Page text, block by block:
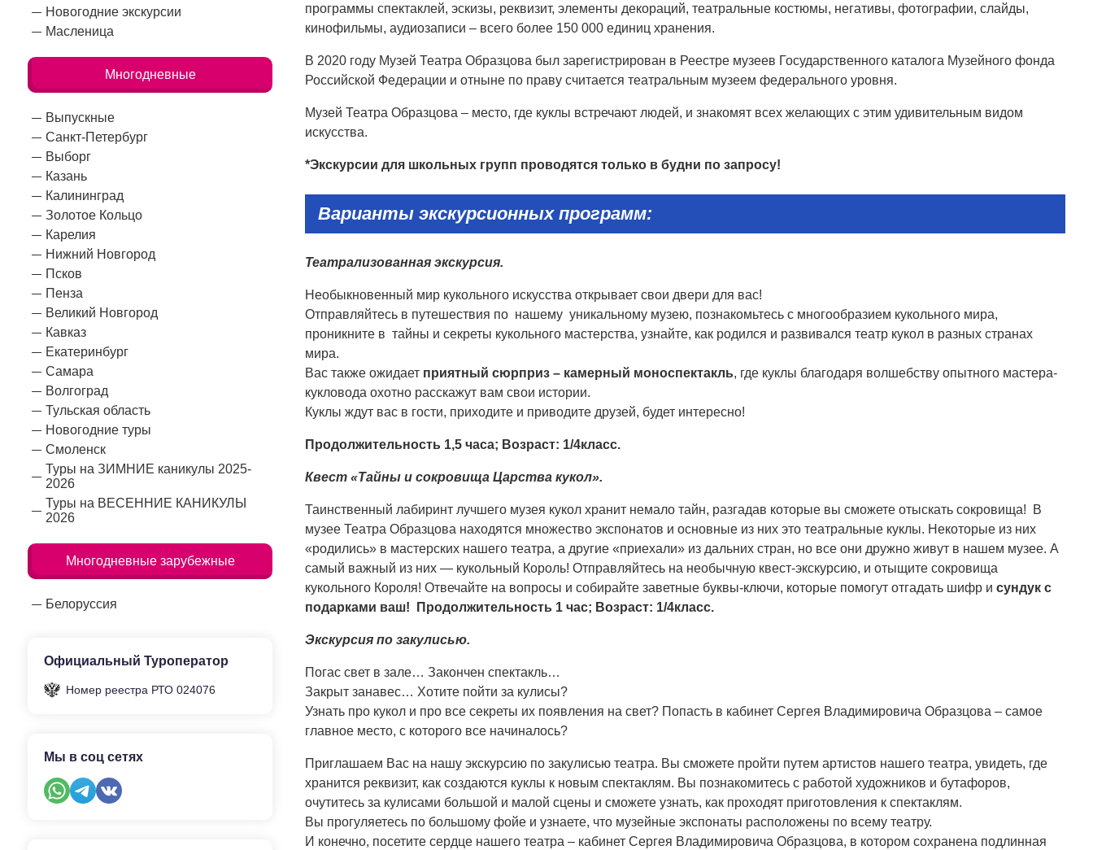
Новогодние экскурсии
Масленица
Многодневные
Выпускные
Санкт-Петербург
Выборг
Казань
Калининград
Золотое Кольцо
Карелия
Нижний Новгород
Псков
Пенза
Великий Новгород
Кавказ
Екатеринбург
Самара
Волгоград
Тульская область
Новогодние туры
Смоленск
Туры на ЗИМНИЕ каникулы 2025-
2026
Туры на ВЕСЕННИЕ КАНИКУЛЫ
2026
Многодневные зарубежные
Белоруссия
Официальный Туроператор
Номер реестра РТО 024076
Мы в соц сетях
программы спектаклей, эскизы, реквизит, элементы декораций, театральные костюмы, негативы, фотографии, слайды,
кинофильмы, аудиозаписи – всего более 150 000 единиц хранения.
В 2020 году Музей Театра Образцова был зарегистрирован в Реестре музеев Государственного каталога Музейного фонда
Российской Федерации и отныне по праву считается театральным музеем федерального уровня.
Музей Театра Образцова – место, где куклы встречают людей, и знакомят всех желающих с этим удивительным видом
искусства.
*Экскурсии для школьныx групп проводятся только в будни по запросу!
Варианты экскурсионныxпрограмм:
Театрализованная экскурсия.
Необыкновенный мир кукольного искусства открывает свои двери для вас!
Отправляйтесь в путешествия по нашему уникальному музею, познакомьтесь с многообразием кукольного мира,
проникните в тайны и секреты кукольного мастерства, узнайте, как родился и развивался театр кукол в разных странах
мира.
Вас также ожидает приятный сюрприз – камерный моноспектакль, где куклы благодаря волшебству опытного мастера-
кукловода охотно расскажут вам свои истории.
Куклы ждут вас в гости, приходите и приводите друзей, будет интересно!
Продолжительность 1,5 часа; Возраст: 1/4класс.
Квест «Тайны и сокровища Царства кукол».
Таинственный лабиринт лучшего музея кукол хранит немало тайн, разгадав которые вы сможете отыскать сокровища! В
музее Театра Образцова находятся множество экспонатов и основные из них это театральные куклы. Некоторые из них
«родились» в мастерских нашего театра, а другие «приехали» из дальних стран, но все они дружно живут в нашем музее. А
самый важный из них — кукольный Король! Отправляйтесь на необычную квест-экскурсию, и отыщите сокровища
кукольного Короля! Отвечайте на вопросы и собирайте заветные буквы-ключи, которые помогут отгадать шифр и сундук с
подарками ваш!
Продолжительность 1 час; Возраст: 1/4класс.
Экскурсия по закулисью.
Погас свет в зале… Закончен спектакль…
Закрыт занавес… Хотите пойти за кулисы?
Узнать про кукол и про все секреты их появления на свет? Попасть в кабинет Сергея Владимировича Образцова – самое
главное место, с которого все начиналось?
Приглашаем Вас на нашу экскурсию по закулисью театра. Вы сможете пройти путем артистов нашего театра, увидеть, где
хранится реквизит, как создаются куклы к новым спектаклям. Вы познакомитесь с работой художников и бутафоров,
очутитесь за кулисами большой и малой сцены и сможете узнать, как проходят приготовления к спектаклям.
Вы прогуляетесь по большому фойе и узнаете, что музейные экспонаты расположены по всему театру.
И конечно, посетите сердце нашего театра – кабинет Сергея Владимировича Образцова, в котором сохранена подлинная